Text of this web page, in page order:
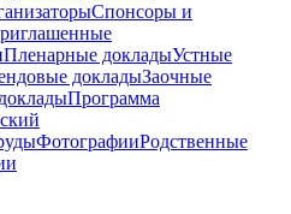
Спонсоры и
Пленарные докладыУстные
докладыЗаочные
Программа
ФотографииРодственные